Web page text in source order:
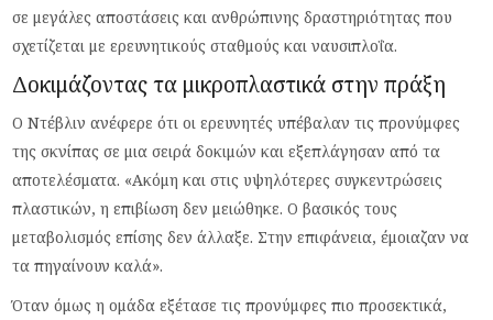
σε μεγάλες αποστάσεις και ανθρώπινης δραστηριότητας που
σχετίζεται με ερευνητικούς σταθμούς και ναυσιπλοΐα.
Δοκιμάζοντας τα μικροπλαστικά στην πράξη
Ο Ντέβλιν ανέφερε ότι οι ερευνητές υπέβαλαν τις προνύμφες
της σκνίπας σε μια σειρά δοκιμών και εξεπλάγησαν από τα
αποτελέσματα. «Ακόμη και στις υψηλότερες συγκεντρώσεις
πλαστικών, η επιβίωση δεν μειώθηκε. Ο βασικός τους
μεταβολισμός επίσης δεν άλλαξε. Στην επιφάνεια, έμοιαζαν να
τα πηγαίνουν καλά».
Όταν όμως η ομάδα εξέτασε τις προνύμφες πιο προσεκτικά,